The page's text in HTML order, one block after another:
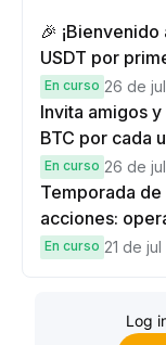
🎉
USDT por
hasta 9,999
recompensas
En curso 26 de
Invita amigos
BTC por cada
En curso 26 de
Temporada
acciones:
una
En curso 21 de
Log